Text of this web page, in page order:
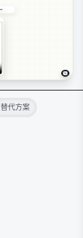
替代方案